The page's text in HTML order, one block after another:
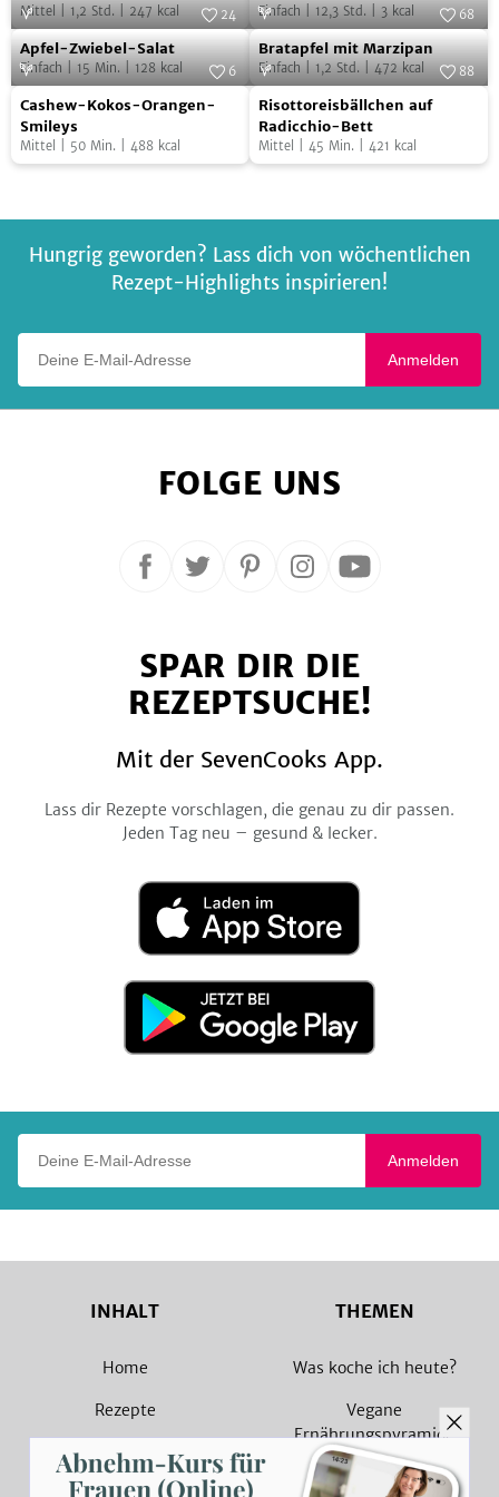
Mittel 1,2 Std. 247 kcal
Wohlfühl-
Salz
Einfach 12,3 Std. 3 kcal
Apfel-
Zwiebel-
Salat
Foto: Haarala Hamilton Photography
24
Apfel-Zwiebel-Salat
Einfach 15 Min. 128 kcal
Bratapfel
mit
Marzipan
Foto:
68
Bratapfel mit Marzipan
Einfach 1,2 Std. 472 kcal
Cashew-
Kokos-
Orangen-
Foto:
6
Cashew-Kokos-Orangen-
Smileys
Mittel 50 Min. 488 kcal
Risottoreisbällchen
auf
Radicchio-
SevenCooks
88
Risottoreisbällchen auf
Radicchio-Bett
Mittel 45 Min. 421 kcal
Hungrig geworden? Lass dich von wöchentlichen
Rezept-Highlights inspirieren!
Anmelden
FOLGE UNS
Folge
Facebook
Folge
Twitter
Folge
Pinterest
Folge
Instagram
Folge
YouTube
SPAR DIR DIE
REZEPTSUCHE!
Mit der SevenCooks App.
Lass dir Rezepte vorschlagen, die genau zu dir passen.
Jeden Tag neu – gesund & lecker.
Laden
im
App
Jetzt
Google
Anmelden
INHALT
Home
Rezepte
Magazin
THEMEN
Was koche ich heute?
Vegane
Ernährungspyramide
Vegane Rezepte